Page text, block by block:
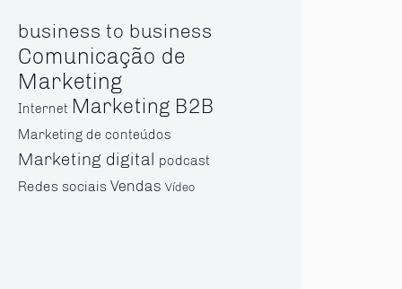
business to business
Comunicação de
Marketing
Internet Marketing B2B
Marketing de conteúdos
Marketing digital podcast
Redes sociais Vendas Vídeo